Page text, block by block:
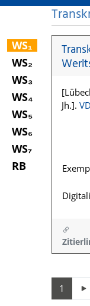
WS₁
WS₂
WS₃
WS₄
WS₅
WS₆
WS₇
RB
Jh.].
1